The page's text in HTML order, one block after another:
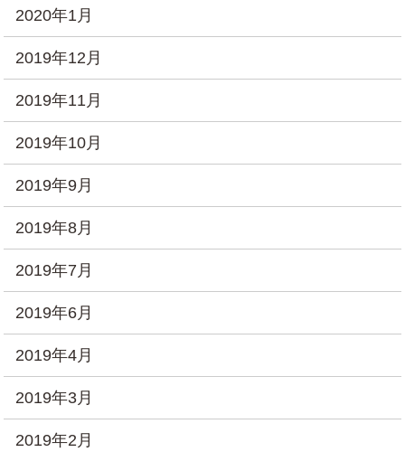
2020年1月
2019年12月
2019年11月
2019年10月
2019年9月
2019年8月
2019年7月
2019年6月
2019年4月
2019年3月
2019年2月